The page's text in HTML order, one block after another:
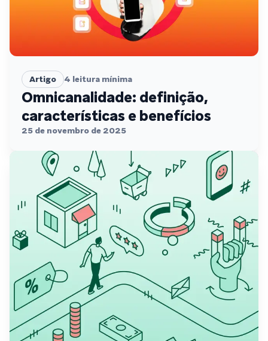
Artigo 4 leitura mínima
Omnicanalidade: definição,
características e benefícios
25 de novembro de 2025